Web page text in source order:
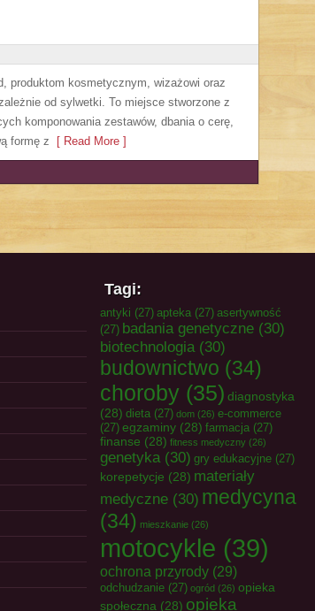
produktom kosmetycznym, wizażowi oraz
od sylwetki. To miejsce stworzone z
komponowania zestawów, dbania o cerę,
formę z [ Read More ]
Tagi:
antyki (27) apteka (27) asertywność
(27) badania genetyczne (30)
biotechnologia(30)
budownictwo (34)
choroby (35) diagnostyka
(28) dieta (27) dom (26) e-commerce
(27) egzaminy (28) farmacja (27)
finanse (28) fitness medyczny (26)
genetyka(30) gry edukacyjne (27)
korepetycje (28) materiały
medyczne (30) medycyna
(34) mieszkanie (26)
motocykle (39)
ochrona przyrody (29)
odchudzanie (27) ogród (26) opieka
społeczna (28) opieka